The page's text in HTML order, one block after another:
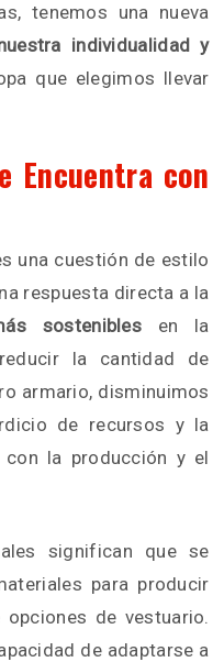
tenemos una nueva
individualidad y
que elegimos llevar
Encuentra con
una cuestión de estilo
respuesta directa a la
sostenibles en la
la cantidad de
armario, disminuimos
de recursos y la
con la producción y el
significan que se
para producir
de vestuario.
de adaptarse a